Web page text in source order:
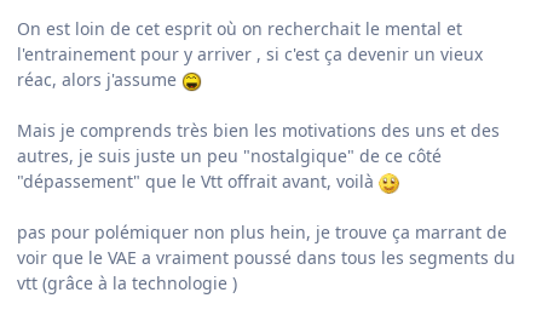
On est loin de cet esprit où on recherchait le mental et
l'entrainement pour y arriver , si c'est ça devenir un vieux
réac, alors j'assume
Mais je comprends très bien les motivations des uns et des
autres, je suis juste un peu "nostalgique" de ce côté
"dépassement" que le Vtt offrait avant, voilà
pas pour polémiquer non plus hein, je trouve ça marrant de
voir que le VAE a vraiment poussé dans tous les segments du
vtt (grâce à la technologie )